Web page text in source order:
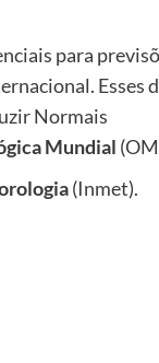
para
Esses
Normais
Mundial
(Inmet).